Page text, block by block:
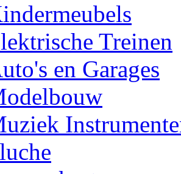
Treinen
en Garages